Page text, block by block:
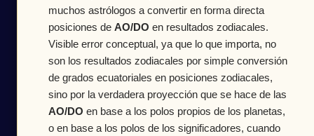
muchos astrólogos a convertir en forma directa
posiciones de AO/DO en resultados zodiacales.
Visible error conceptual, ya que lo que importa, no
son los resultados zodiacales por simple conversión
de grados ecuatoriales en posiciones zodiacales,
sino por la verdadera proyección que se hace de las
AO/DO en base a los polos propios de los planetas,
o en base a los polos de los significadores, cuando